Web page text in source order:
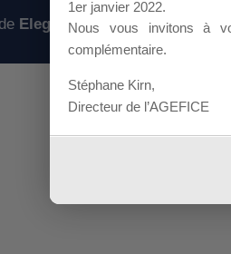
Elegant Themes| Propulsé
1er janvier 2022.
Nous vous invitons à
complémentaire.
Stéphane Kirn,
Directeur de l’AGEFICE